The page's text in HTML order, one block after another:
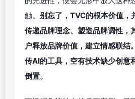
可控。常见的舆论争议有两种，
势，鼓吹AI的强大；二是只追求
略了内容创意和品牌诚意的传达
要知道，人类之所以对AI既爱且
心被AI取代。如果品牌还一味宣